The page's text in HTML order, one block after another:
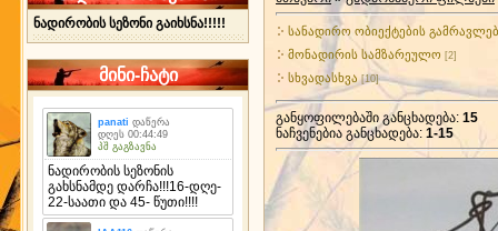
ნადირობის სეზონი გაიხსნა!!!!!
მინი-ჩატი
სანადირო ობიექტების
მონადირის სამზარეულო [2]
სხვადასხვა [10]
განყოფილებაში განცხადება: 15
ნაჩვენებია განცხადება: 1-15